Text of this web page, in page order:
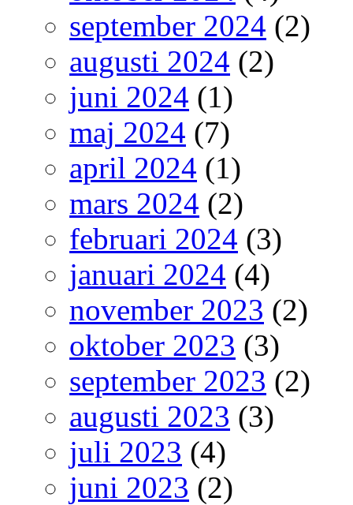
september 2024 (2)
augusti 2024 (2)
juni 2024 (1)
maj 2024 (7)
april 2024 (1)
mars 2024 (2)
februari 2024 (3)
januari 2024 (4)
november 2023 (2)
oktober 2023 (3)
september 2023 (2)
augusti 2023 (3)
juli 2023 (4)
juni 2023 (2)